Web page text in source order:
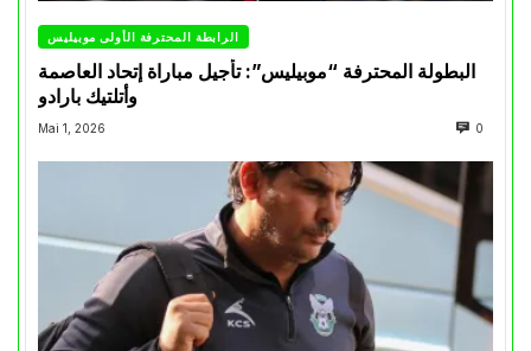
الرابطة المحترفة الأولى موبيليس
البطولة المحترفة “موبيليس”: تأجيل مباراة إتحاد العاصمة
وأتلتيك بارادو
Mai 1, 2026 0